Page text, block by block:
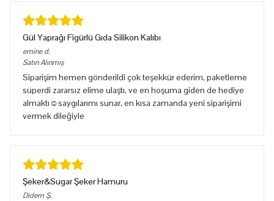
Gül Yaprağı Figürlü Gıda Silikon Kalıbı
emine d.
Satın Alınmış
Siparişim hemen gönderildi çok teşekkür ederim, paketleme
süperdi zararsız elime ulaştı, ve en hoşuma giden de hediye
almaktı☺️saygılarımı sunar, en kısa zamanda yeni siparişimi
vermek dileğiyle
Şeker&Sugar Şeker Hamuru
Didem Ş.